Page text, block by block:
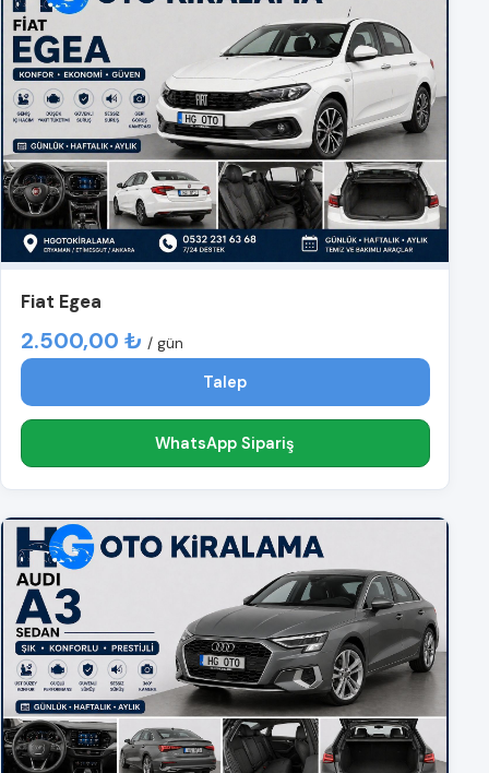
Fiat Egea
2.500,00 ₺ / gün
Talep
WhatsApp Sipariş